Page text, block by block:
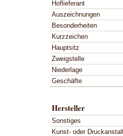
Hoflieferant
Auszeichnungen
Besonderheiten
Kurzzeichen
Hauptsitz
Zweigstelle
Niederlage
Geschäfte
Hersteller
Sonstiges
Kunst- oder